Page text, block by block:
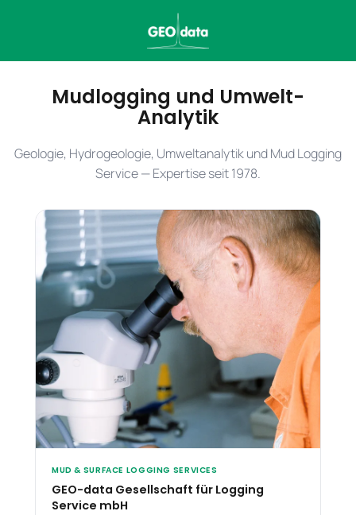
Mudlogging und Umwelt-
Analytik
Geologie, Hydrogeologie, Umweltanalytik und Mud Logging
Service — Expertise seit 1978.
MUD & SURFACE LOGGING SERVICES
GEO-data Gesellschaft für Logging
Service mbH